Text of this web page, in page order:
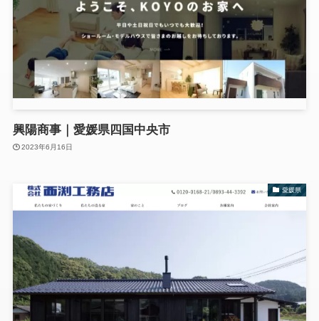
興陽商事｜愛媛県四国中央市
2023年6月16日
愛媛県